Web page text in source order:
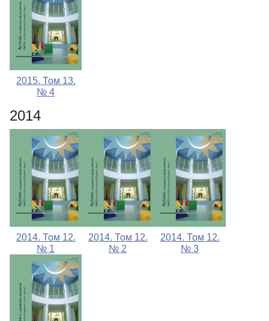
2015. Том 13.
№ 4
2014
2014. Том 12.
№ 1
2014. Том 12.
№ 2
2014. Том 12.
№ 3